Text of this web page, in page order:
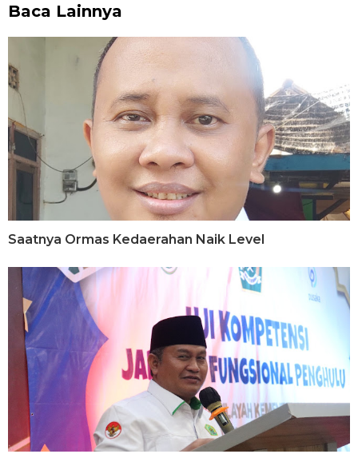
Baca Lainnya
Saatnya Ormas Kedaerahan Naik Level